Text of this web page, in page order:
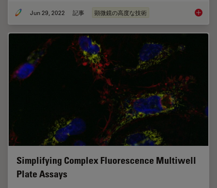
Jun 29, 2022 記事 顕微鏡の高度な技術 3D
Simplifying Complex Fluorescence Multiwell
Plate Assays